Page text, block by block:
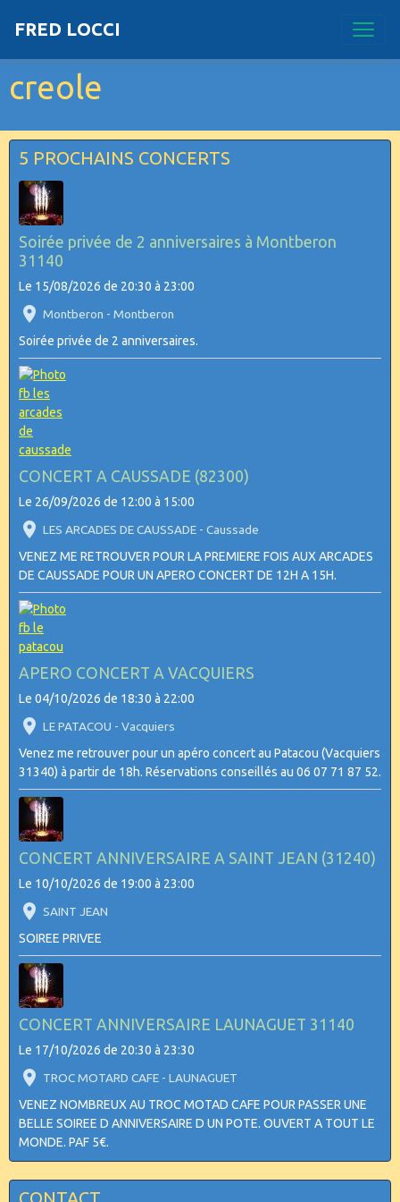
FRED LOCCI
creole
5 PROCHAINS CONCERTS
Soirée privée de 2 anniversaires à Montberon
31140
Le 15/08/2026 de 20:30 à 23:00
Montberon - Montberon
Soirée privée de 2 anniversaires.
CONCERT A CAUSSADE (82300)
Le 26/09/2026 de 12:00 à 15:00
LES ARCADES DE CAUSSADE - Caussade
VENEZ ME RETROUVER POUR LA PREMIERE FOIS AUX ARCADES
DE CAUSSADE POUR UN APERO CONCERT DE 12H A 15H.
APERO CONCERT A VACQUIERS
Le 04/10/2026 de 18:30 à 22:00
LE PATACOU - Vacquiers
Venez me retrouver pour un apéro concert au Patacou (Vacquiers
31340) à partir de 18h. Réservations conseillés au 06 07 71 87 52.
CONCERT ANNIVERSAIRE A SAINT JEAN (31240)
Le 10/10/2026 de 19:00 à 23:00
SAINT JEAN
SOIREE PRIVEE
CONCERT ANNIVERSAIRE LAUNAGUET 31140
Le 17/10/2026 de 20:30 à 23:30
TROC MOTARD CAFE - LAUNAGUET
VENEZ NOMBREUX AU TROC MOTAD CAFE POUR PASSER UNE
BELLE SOIREE D ANNIVERSAIRE D UN POTE. OUVERT A TOUT LE
MONDE. PAF 5€.